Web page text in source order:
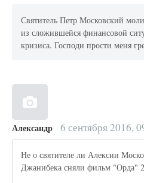
Святитель Петр Московский
из сложившейся финансовой
кризиса. Господи прости меня
Александр 6 сентября 2016,
Не о святителе ли Алексии
Джанибека сняли фильм "Орда"